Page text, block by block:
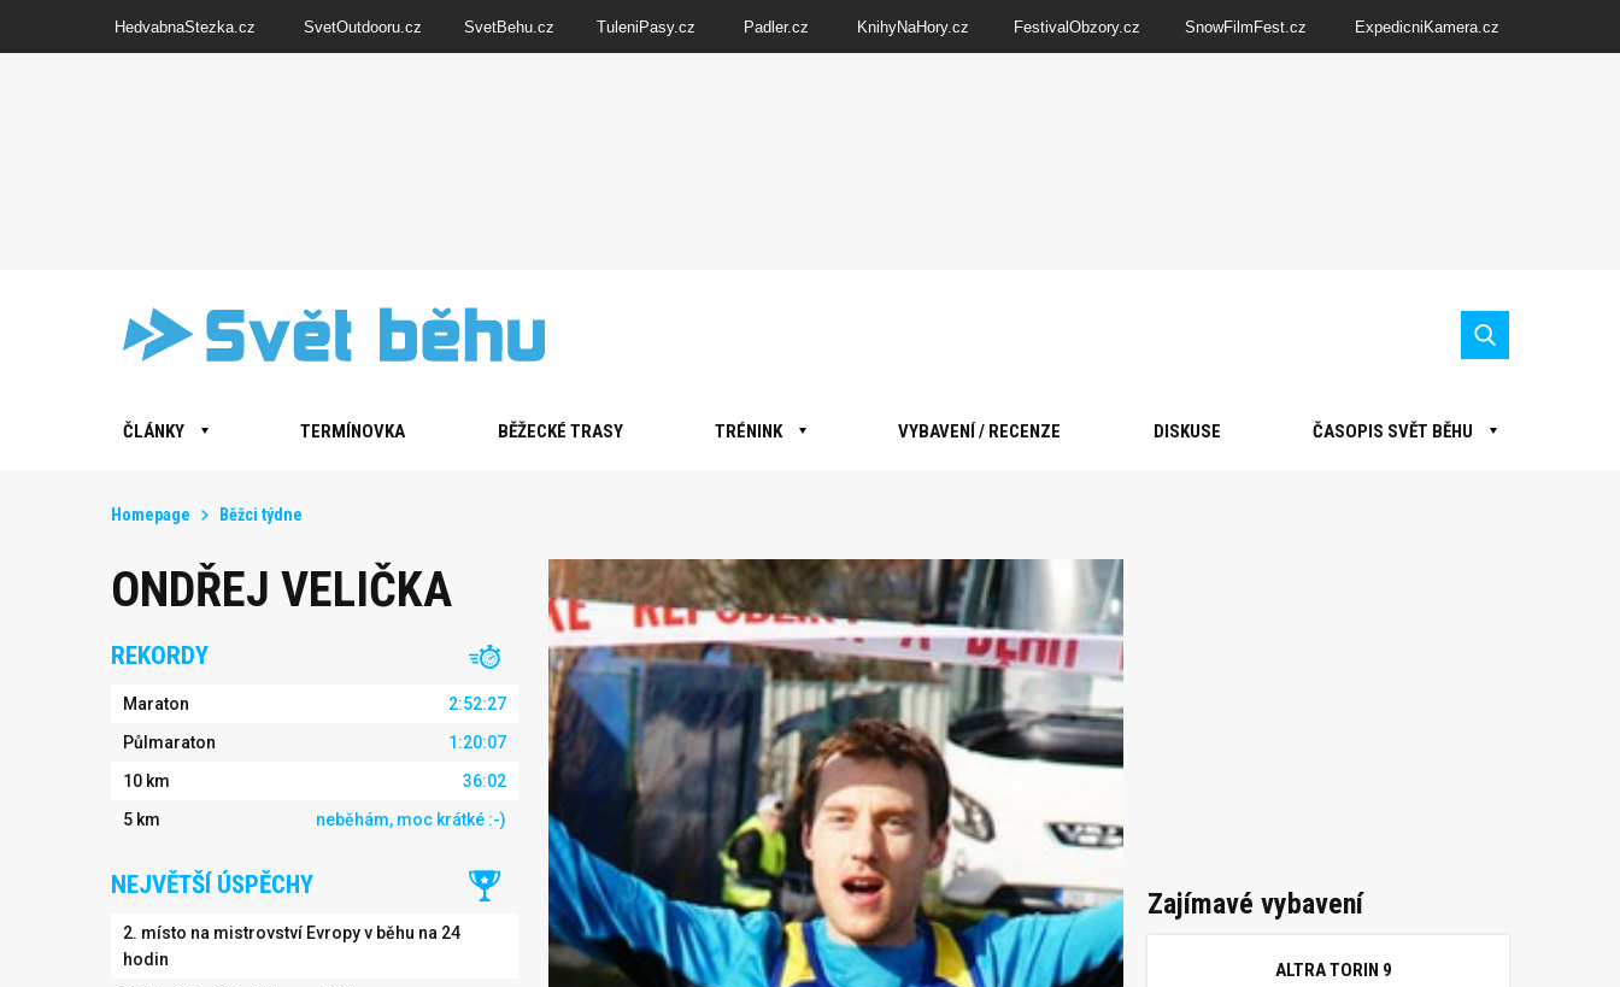
HedvabnaStezka.cz SvetOutdooru.cz SvetBehu.cz TuleniPasy.cz Padler.cz KnihyNaHory.cz FestivalObzory.cz SnowFilmFest.cz ExpedicniKamera.cz
ČLÁNKY TERMÍNOVKA BĚŽECKÉ TRASY TRÉNINK VYBAVENÍ / RECENZE DISKUSE ČASOPIS SVĚT BĚHU
Homepage Běžci týdne
ONDŘEJ VELIČKA
REKORDY
Maraton
2:52:27
Půlmaraton
1:20:07
10 km
36:02
5 km
neběhám, moc krátké :-)
NEJVĚTŠÍ ÚSPĚCHY
2. místo na mistrovství Evropy v běhu na 24
hodin
Zajímavé vybavení
ALTRA TORIN 9